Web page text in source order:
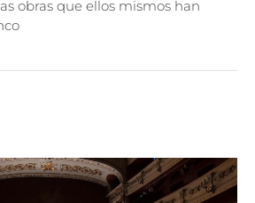
obras que ellos mismos han